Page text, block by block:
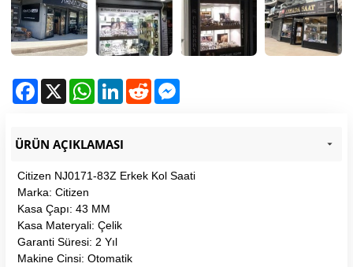
Facebook
X WhatsAppLinkedInReddit
ÜRÜN AÇIKLAMASI
Citizen NJ0171-83Z Erkek Kol Saati
Marka: Citizen
Kasa Çapı: 43 MM
Kasa Materyali: Çelik
Garanti Süresi: 2 Yıl
Makine Cinsi: Otomatik